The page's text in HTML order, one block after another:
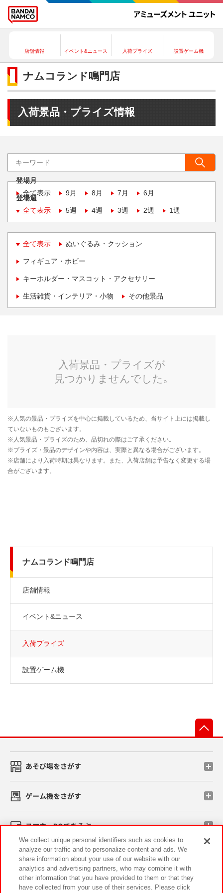
店舗情報 イベント&ニュース 入荷プライズ 設置ゲーム機
ナムコランド鳴門店
入荷景品・プライズ情報
登場月
全て表示
9月 8月 7月 6月
登場週
全て表示
5週 4週 3週 2週 1週
全て表示 ぬいぐるみ・クッション
フィギュア・ホビー
キーホルダー・マスコット・アクセサリー
生活雑貨・インテリア・小物 その他景品
ナムコランド鳴門店
店舗情報
イベント&ニュース
入荷プライズ
設置ゲーム機
あそび場をさがす
ゲーム機をさがす
スマホ・PCであそぶ
イベント・キャンペーン
We collect unique personal identifiers such as cookies to
analyze our traffic and to personalize content and ads. We
share information about your use of our website with our
analytics and advertising partners, who may combine it with
other information that you have provided to them or that they
have collected from your use of their services. Please click